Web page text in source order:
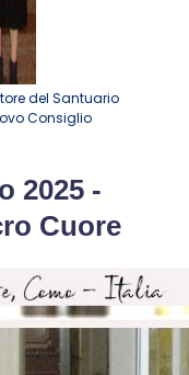
del Santuario
Consiglio
2025 -
Cuore